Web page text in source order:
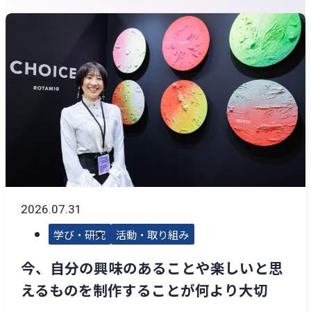
2026.07.31
学び・研究 活動・取り組み
今、自分の興味のあることや楽しいと思
えるものを制作することが何より大切